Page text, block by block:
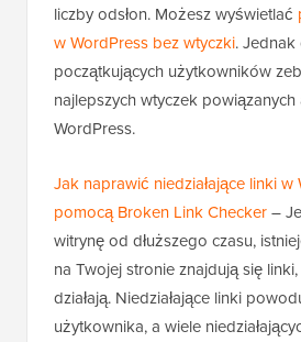
liczby odsłon. Możesz wyświetlać
w WordPress bez wtyczki. Jednak
początkujących użytkowników
najlepszych wtyczek powiązanych
WordPress.
Jak naprawić niedziałające linki w
pomocą Broken Link Checker–
witrynę od dłuższego czasu,
na Twojej stronie znajdują się
działają. Niedziałające linki
użytkownika, a wiele